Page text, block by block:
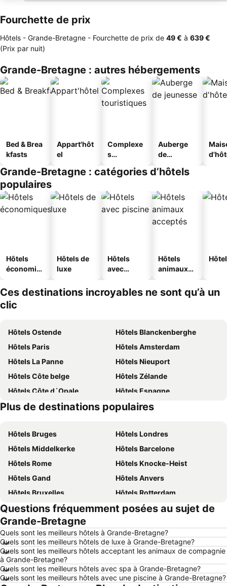
Fourchette de prix
Hôtels - Grande-Bretagne - Fourchette de prix de ‎49 € à ‎639 €
(Prix par nuit)
Grande-Bretagne : autres hébergements
Bed & Brea
kfasts
Appart'hôt
el
Complexe
s
s
Auberge
de
Grande-Bretagne : catégories d’hôtels
populaires
Hôtels
économiq
Hôtels de
luxe
Hôtels
avec
Hôtels
animaux
Ces destinations incroyables ne sont qu’à un
clic
Hôtels Ostende
Hôtels Blanckenberghe
Hôtels Paris
Hôtels Amsterdam
Hôtels La Panne
Hôtels Nieuport
Hôtels Côte belge
Hôtels Zélande
Hôtels Côte d´Opale
Hôtels Espagne
Hôtels Belgique
Hôtels Luxembourg
Plus de destinations populaires
Hôtels Bruges
Hôtels Londres
Hôtels Middelkerke
Hôtels Barcelone
Hôtels Rome
Hôtels Knocke-Heist
Hôtels Gand
Hôtels Anvers
Hôtels Bruxelles
Hôtels Rotterdam
Hôtels Maastricht
Hôtels Durbuy
Hôtels Hasselt
Hôtels Boulogne-sur-Mer
Hôtels Le Coq
Hôtels Le Touquet-Paris-Plage
Hôtels Dunkerque
Hôtels Málaga
Hôtels Ardennes belges
Hôtels France
Hôtels Ténérife
Questions fréquemment posées au sujet de
Grande-Bretagne
Quels sont les meilleurs hôtels à Grande-Bretagne?
Quels sont les meilleurs hôtels de luxe à Grande-Bretagne?
Quels sont les meilleurs hôtels acceptant les animaux de compagnie
à Grande-Bretagne?
Quels sont les meilleurs hôtels avec spa à Grande-Bretagne?
Quels sont les meilleurs hôtels avec une piscine à Grande-Bretagne?